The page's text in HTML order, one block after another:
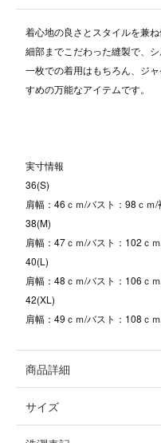
着心地の良さとスタイルを兼ね
細部までこだわった縫製で、
一枚での着用はもちろん、ジ
すめの万能なアイテムです。
実寸情報
36(S)
肩幅：46ｃｍ/バスト：98ｃｍ
38(M)
肩幅：47ｃｍ/バスト：102ｃ
40(L)
肩幅：48ｃｍ/バスト：106ｃ
42(XL)
肩幅：49ｃｍ/バスト：108ｃ
商品詳細
サイズ